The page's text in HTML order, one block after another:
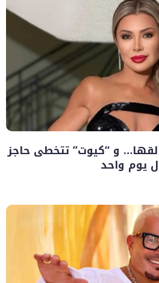
و “كيوت” تتخطى حاجز
يوم واحد